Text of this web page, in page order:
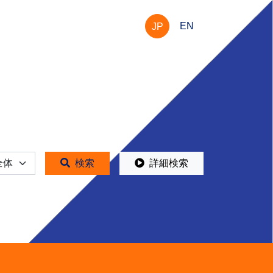
JP EN
検索 詳細検索